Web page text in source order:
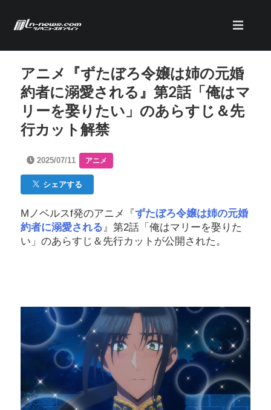
アニメ『ずたぼろ令嬢は姉の元婚
約者に溺愛される』第2話「俺はマ
リーを娶りたい」のあらすじ＆先
行カット解禁
2025/07/11 アニメ
シェアする
Mノベルスf発のアニメ『 ずたぼろ令嬢は姉の元婚
約者に溺愛される』第2話「俺はマリーを娶りた
い」のあらすじ＆先行カットが公開された。